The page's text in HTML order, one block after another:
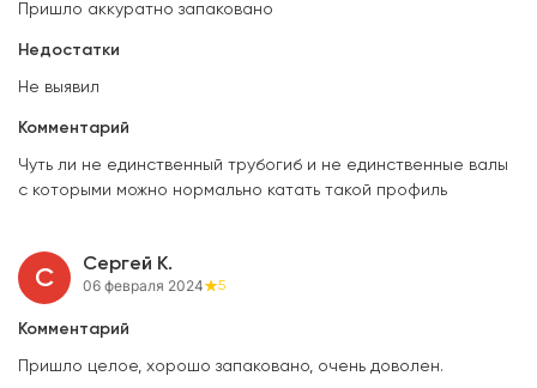
Пришло аккуратно запаковано
Недостатки
Не выявил
Комментарий
Чуть ли не единственный трубогиб и не единственные валы
с которыми можно нормально катать такой профиль
С
Сергей К.
06 февраля 2024 5
Комментарий
Пришло целое, хорошо запаковано, очень доволен.